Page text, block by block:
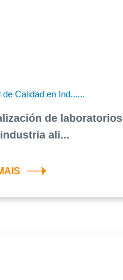
de Calidad en Ind......
de laboratorios
ali...